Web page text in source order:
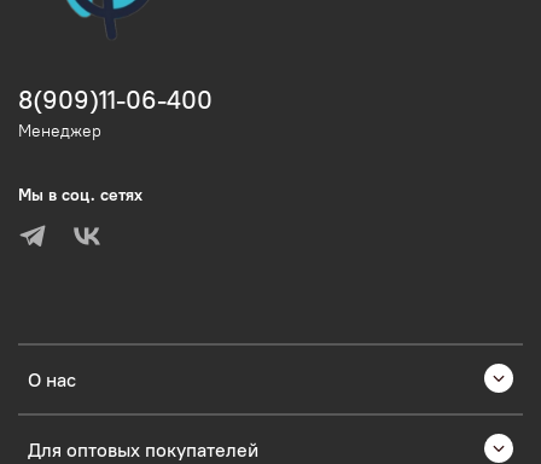
О нас
Для оптовых покупателей
8(909)11-06-400
Менеджер
Мы в соц. сетях